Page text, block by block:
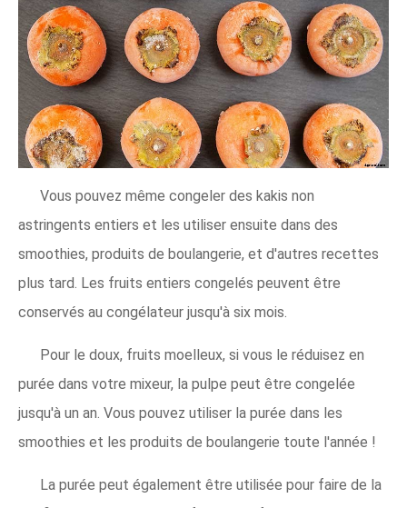
Vous pouvez même congeler des kakis non
astringents entiers et les utiliser ensuite dans des
smoothies, produits de boulangerie, et d'autres recettes
plus tard. Les fruits entiers congelés peuvent être
conservés au congélateur jusqu'à six mois.
Pour le doux, fruits moelleux, si vous le réduisez en
purée dans votre mixeur, la pulpe peut être congelée
jusqu'à un an. Vous pouvez utiliser la purée dans les
smoothies et les produits de boulangerie toute l'année !
La purée peut également être utilisée pour faire de la